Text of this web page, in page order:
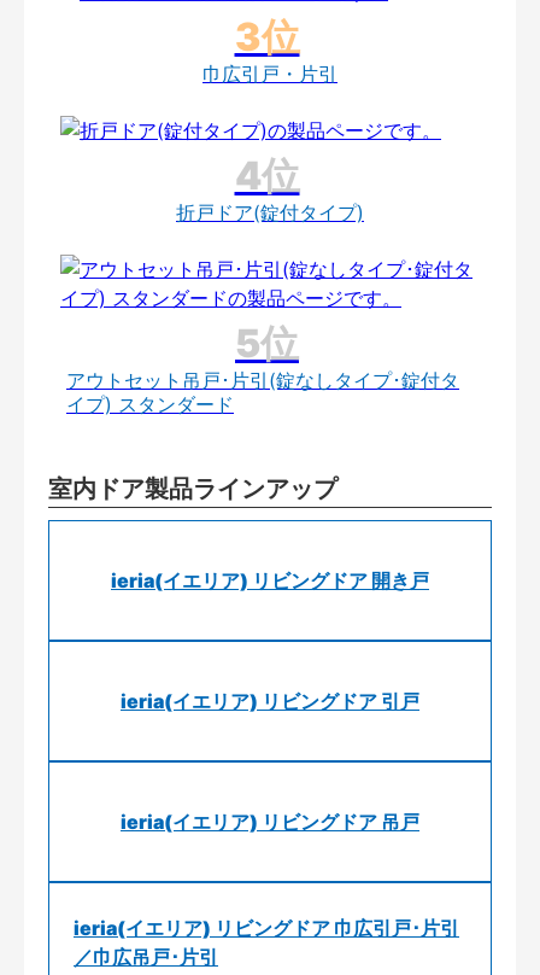
巾広引戸・片引
折戸ドア(錠付タイプ)
アウトセット吊戸･片引(錠なしタイプ･錠付タ
イプ) スタンダード
室内ドア製品ラインアップ
ieria(イエリア) リビングドア 開き戸
ieria(イエリア) リビングドア 引戸
ieria(イエリア) リビングドア 吊戸
ieria(イエリア) リビングドア 巾広引戸･片引
／巾広吊戸･片引